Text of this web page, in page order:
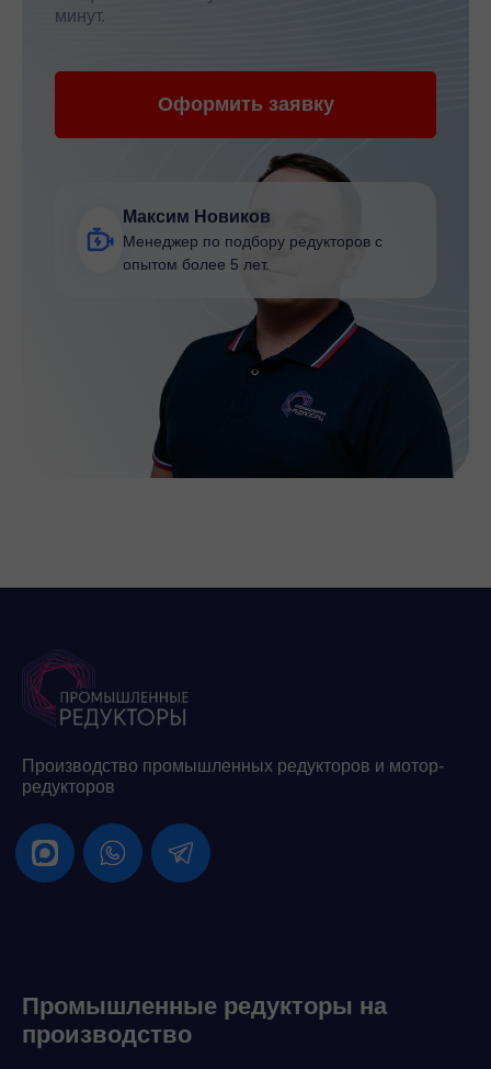
минут.
Оформить заявку
Максим Новиков
Менеджер по подбору редукторов с
опытом более 5 лет.
Производство промышленных редукторов и мотор-
редукторов
Промышленные редукторы на
производство